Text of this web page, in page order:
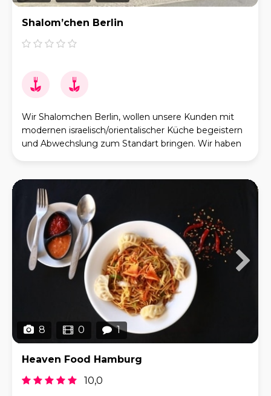
Shalom’chen Berlin
Wir Shalomchen Berlin, wollen unsere Kunden mit
modernen israelisch/orientalischer Küche begeistern
und Abwechslung zum Standart bringen. Wir haben
8 0 1
Heaven Food Hamburg
10,0